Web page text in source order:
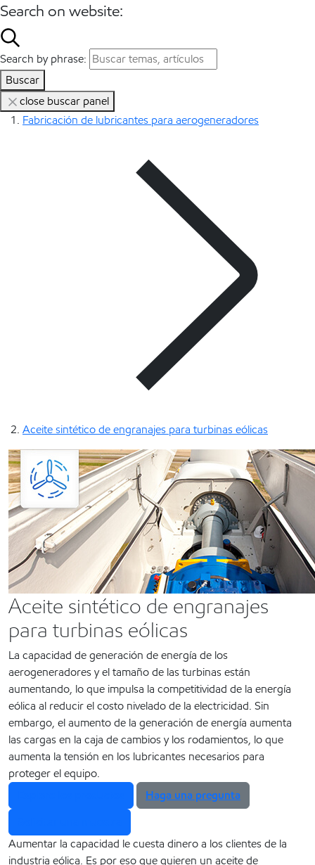
Search on website:
Search by phrase:
Buscar
close buscar panel
Fabricación de lubricantes para aerogeneradores
Aceite sintético de engranajes para turbinas eólicas
Aceite sintético de engranajes
para turbinas eólicas
La capacidad de generación de energía de los
aerogeneradores y el tamaño de las turbinas están
aumentando, lo que impulsa la competitividad de la energía
eólica al reducir el costo nivelado de la electricidad. Sin
embargo, el aumento de la generación de energía aumenta
las cargas en la caja de cambios y los rodamientos, lo que
aumenta la tensión en los lubricantes necesarios para
proteger el equipo.
Haga una pregunta
Aumentar la capacidad le cuesta dinero a los clientes de la
industria eólica. Es por eso que quieren un aceite de